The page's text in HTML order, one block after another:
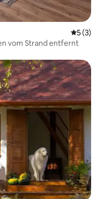
5 (3)
vom Strand entfernt